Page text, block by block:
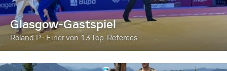
Glasgow-Gastspiel
Roland P.: Einer von 13 Top-Referees